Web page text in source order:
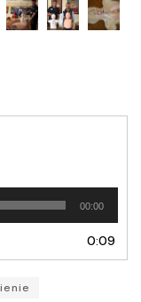
00:00
0:09